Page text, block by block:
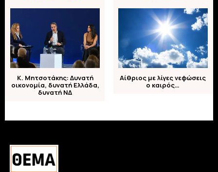
K. Μητσοτάκης: Δυνατή
οικονομία, δυνατή Ελλάδα,
δυνατή ΝΔ
Αίθριος με λίγες νεφώσεις
ο καιρός…